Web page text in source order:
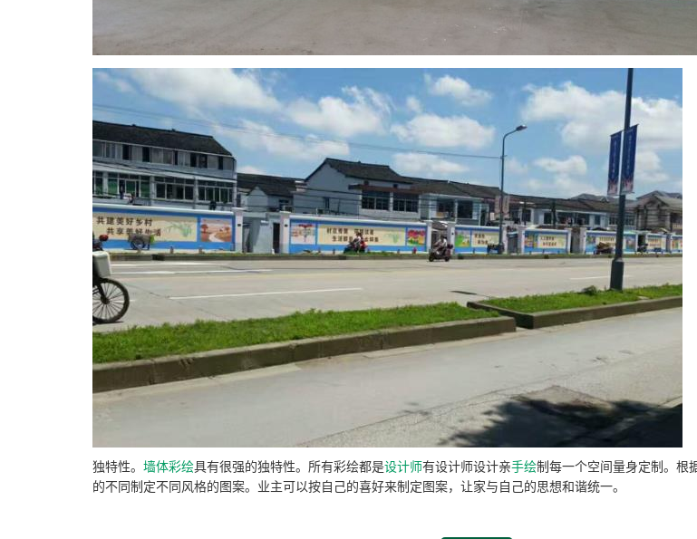
独特性。 墙体彩绘具有很强的独特性。所有彩绘都是设计师有设计师设计亲手绘制每一个空间量身定制。根
的不同制定不同风格的图案。业主可以按自己的喜好来制定图案，让家与自己的思想和谐统一。